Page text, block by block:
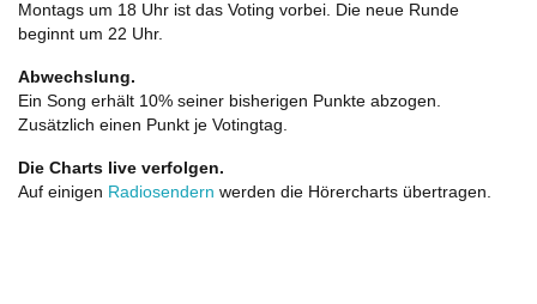
Montags um 18 Uhr ist das Voting vorbei. Die neue Runde
beginnt um 22 Uhr.
Abwechslung.
Ein Song erhält 10% seiner bisherigen Punkte abzogen.
Zusätzlich einen Punkt je Votingtag.
Die Charts live verfolgen.
Auf einigen Radiosendern werden die Hörercharts übertragen.